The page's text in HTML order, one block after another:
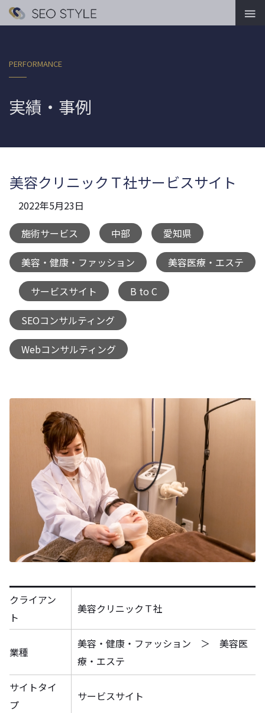

PERFORMANCE
実績・事例
美容クリニックＴ社サービスサイト
2022年5月23日
施術サービス
中部 愛知県
美容・健康・ファッション 美容医療・エステ
サービスサイト B to C
SEOコンサルティング
Webコンサルティング
クライアン
ト
美容クリニックＴ社
業種
美容・健康・ファッション ＞ 美容医
療・エステ
サイトタイ
プ
サービスサイト